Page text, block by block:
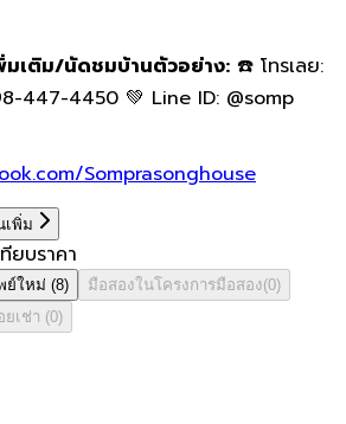
เติม/นัดชมบ้านตัวอย่าง: ☎️ โทรเลย:
447-4450 💚 Line ID: @somp
Somprasonghouse
เพิ่ม
ยบราคา
ย์ใหม่ (8) มือสองในโครงการมือสอง(0)
ยเช่า (0)